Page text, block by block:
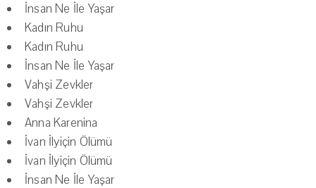
İnsan Ne İle Yaşar
Kadın Ruhu
Kadın Ruhu
İnsan Ne İle Yaşar
Vahşi Zevkler
Vahşi Zevkler
Anna Karenina
İvan İlyiçin Ölümü
İvan İlyiçin Ölümü
İnsan Ne İle Yaşar